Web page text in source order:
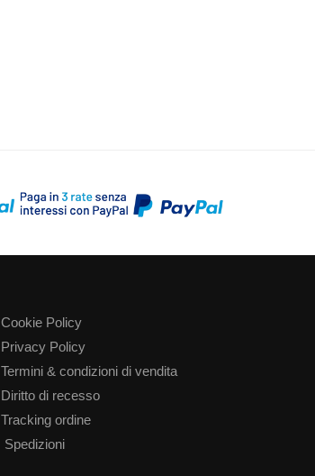
Cookie Policy
Privacy Policy
Termini & condizioni di vendita
Diritto di recesso
Tracking ordine
Spedizioni